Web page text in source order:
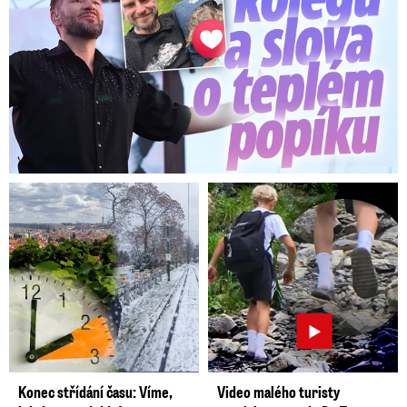
Konec střídání času: Víme,
Video malého turisty